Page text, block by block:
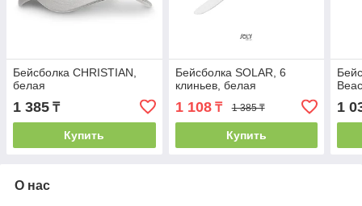
Бейсболка CHRISTIAN,
белая
1 385 ₸
Купить
Бейсболка SOLAR, 6
клиньев, белая
1 108₸ 1 385 ₸
Купить
1
О нас